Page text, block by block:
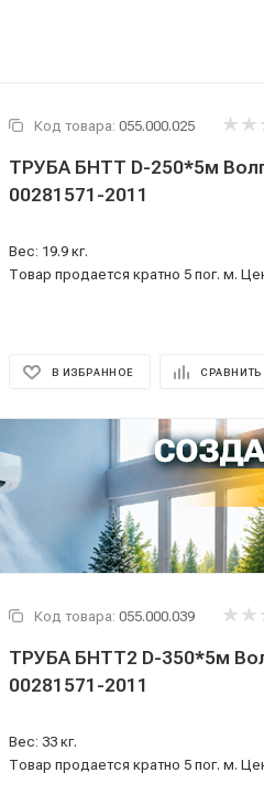
Код товара: 055.000.025
ТРУБА БНТТ D-250*5м Волгоград ТУ 5786-008-
00281571-2011
Вес: 19.9 кг.
Товар продается кратно 5 пог. м.
В ИЗБРАННОЕ СРАВНИТЬ
Код товара: 055.000.039
ТРУБА БНТТ2 D-350*5м
00281571-2011
Вес: 33 кг.
Товар продается кратно 5 пог. м.